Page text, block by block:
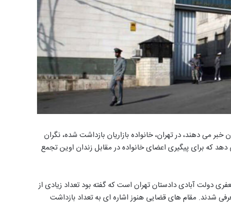
می دهند، در تهران، خانواده بازاریان بازداشت شده، نگران
که برای پیگیری اعضای خانواده در مقابل زندان اوین تجمع
دولت آبادی دادستان تهران است که گفته بود تعداد زیادی از
شدند. مقام های قضایی هنوز اشاره ای به تعداد بازداشت